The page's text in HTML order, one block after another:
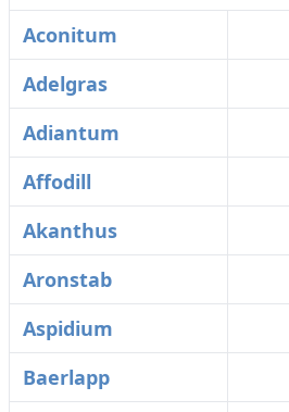
Aconitum
Adelgras
Adiantum
Affodill
Akanthus
Aronstab
Aspidium
Baerlapp